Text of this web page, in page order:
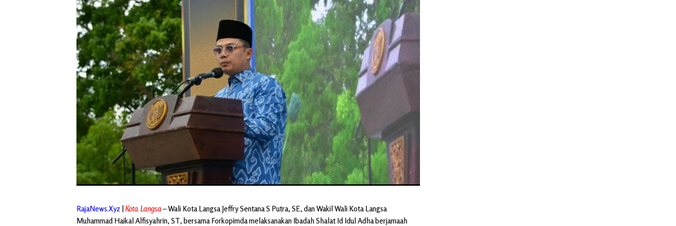
RajaNews.Xyz |Kota Langsa– Wali Kota Langsa Jeffry Sentana S Putra, SE, dan Wakil Wali Kota Langsa
Muhammad Haikal Alfisyahrin, ST, bersama Forkopimda melaksanakan Ibadah Shalat Id Idul Adha berjamaah